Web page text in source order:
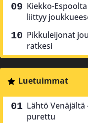
Kiekko-
liittyy
Pikkuleijonat
ratkesi
Luetuimmat
Lähtö
purettu